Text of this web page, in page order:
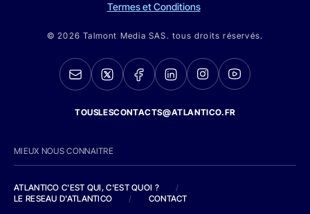
Termes et Conditions
© 2026 Talmont Media SAS. tous droits réservés.
TOUSLESCONTACTS@ATLANTICO.FR
MIEUX NOUS CONNAITRE
ATLANTICO C'EST QUI, C'EST QUOI ?
/
LE RESEAU D'ATLANTICO
/ CONTACT